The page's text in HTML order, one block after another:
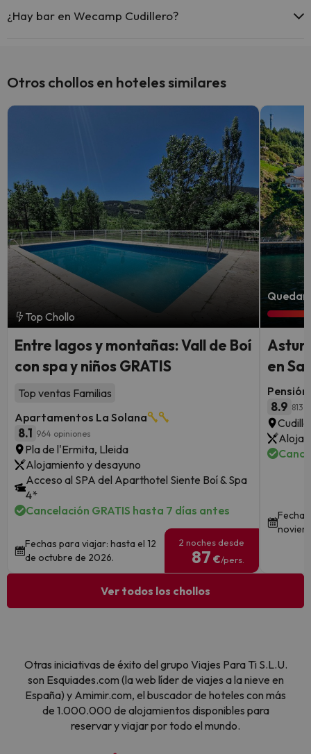
¿Hay bar en Wecamp Cudillero?
Otros chollos en hoteles similares
Top Chollo
Entre lagos y montañas: Vall de Boí
con spa y niños GRATIS
Top ventas Familias
Apartamentos La Solana
8.1 964 opiniones
Pla de l'Ermita, Lleida
Alojamiento y desayuno
Acceso al SPA del Aparthotel Siente Boí & Spa
4*
Cancelación GRATIS hasta 7 días antes
Fechas para viajar: hasta el 12
de octubre de 2026.
2 noches desde
87 €/pers.
Quedan
en
Pensión
8.9 813
Ver todos los chollos
Otras iniciativas de éxito del grupo Viajes Para Ti S.L.U.
son Esquiades.com (la web líder de viajes a la nieve en
España) y Amimir.com, el buscador de hoteles con más
de 1.000.000 de alojamientos disponibles para
reservar y viajar por todo el mundo.